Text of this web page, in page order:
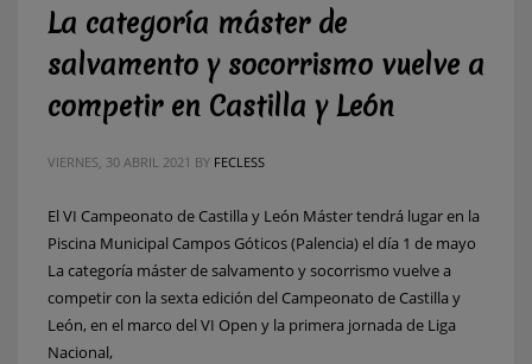
La categoría máster de
salvamento y socorrismo vuelve a
competir en Castilla y León
VIERNES, 30 ABRIL 2021 BY FECLESS
El VI Campeonato de Castilla y León Máster tendrá lugar en la
Piscina Municipal Campos Góticos (Palencia) el día 1 de mayo
La categoría máster de salvamento y socorrismo vuelve a
competir con la sexta edición del Campeonato de Castilla y
León, en el marco del VI Open y la primera jornada de Liga
Nacional,